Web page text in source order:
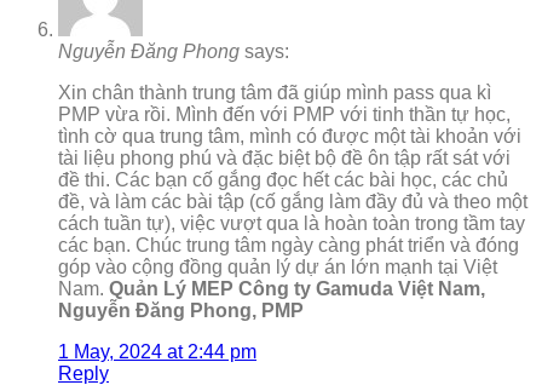
Nguyễn Đăng Phong says:
Xin chân thành trung tâm đã giúp mình pass qua kì
PMP vừa rồi. Mình đến với PMP với tinh thần tự học,
tình cờ qua trung tâm, mình có được một tài khoản với
tài liệu phong phú và đặc biệt bộ đề ôn tập rất sát với
đề thi. Các bạn cố gắng đọc hết các bài học, các chủ
đề, và làm các bài tập (cố gắng làm đầy đủ và theo một
cách tuần tự), việc vượt qua là hoàn toàn trong tầm tay
các bạn. Chúc trung tâm ngày càng phát triển và đóng
góp vào cộng đồng quản lý dự án lớn mạnh tại Việt
Nam. Quản Lý MEP Công ty Gamuda Việt Nam,
Nguyễn Đăng Phong, PMP
1 May, 2024 at 2:44 pm
Reply